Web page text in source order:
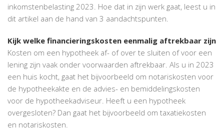
OF
inkomstenbelasting 2023. Hoe dat in zijn werk gaat, leest u in
dit artikel aan de hand van 3 aandachtspunten.
Kijk welke financieringskosten eenmalig aftrekbaar zijn
Kosten om een hypotheek af- of over te sluiten of voor een
lening zijn vaak onder voorwaarden aftrekbaar. Als u in 2023
een huis kocht, gaat het bijvoorbeeld om notariskosten voor
de hypotheekakte en de advies- en bemiddelingskosten
voor de hypotheekadviseur. Heeft u een hypotheek
overgesloten? Dan gaat het bijvoorbeeld om taxatiekosten
en notariskosten.